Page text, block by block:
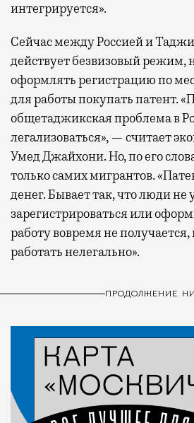
интегрируется».
Сейчас между Россией и
действует безвизовый режим,
оформлять регистрацию по
для работы покупать патент.
общетаджикская проблема в
легализоваться», — считает
Умед Джайхони. Но, по его
только самих мигрантов.
денег. Бывает так, что люди не
зарегистрироваться или
работу вовремя не
работать нелегально».
ПРОДОЛЖЕНИЕ